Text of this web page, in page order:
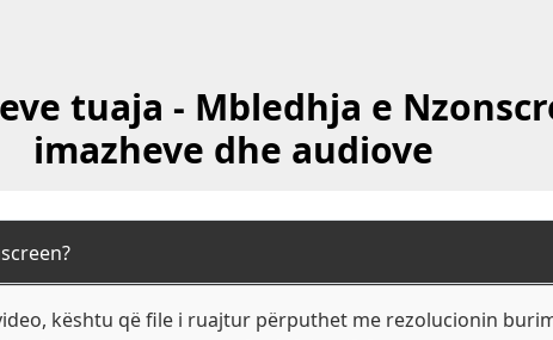
tuaja - Mbledhja e
imazheve dhe audiove
kështu që file i ruajtur përputhet me rezolucionin